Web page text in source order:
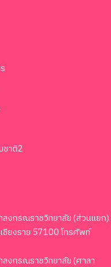
ชาติ2
ลงกรณราชวิทยาลัย (ส่วนแยก)
ชียงราย 57100 โทรศัพท์
ลงกรณราชวิทยาลัย (ศาลา